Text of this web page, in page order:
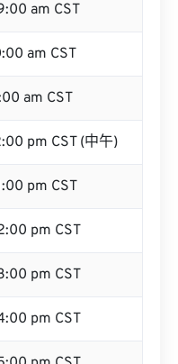
am CST
am CST
am CST
pm CST (中午)
pm CST
pm CST
pm CST
pm CST